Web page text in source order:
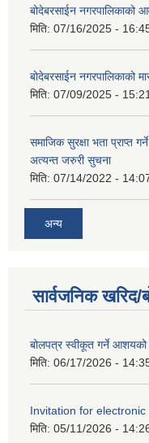
बोदेबरसाईन
मिति: 07/16/2025 -
बोदेबरसाईन नगरपालिकाको
मिति: 07/09/2025 - 15:21
समाजिक सुरक्षा भता प्राप्त
अत्यन्त जरुरी सुचना
मिति: 07/14/2022 -
अन्य
सार्वजनिक
बोलपत्र स्वीकूत गर्ने
मिति: 06/17/2026 -
Invitation for electronic
मिति: 05/11/2026 -